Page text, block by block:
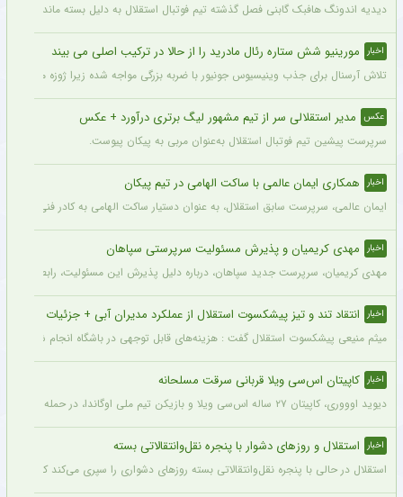
دیدیه اندونگ هافبک گابنی فصل گذشته تیم فوتبال استقلال به دلیل بسته ماندن پنجره
اخبار مورینیو شش ستاره رئال مادرید را از حالا در ترکیب اصلی می بیند
تلاش آرسنال برای جذب وینیسیوس جونیور با ضربه بزرگی مواجه شده زیرا ژوزه مورینیو او را یک
عکس مدیر استقلالی سر از تیم مشهور لیگ برتری درآورد + عکس
سرپرست پیشین تیم فوتبال استقلال به‌عنوان مربی به پیکان پیوست.
اخبار همکاری ایمان عالمی با ساکت الهامی در تیم پیکان
ایمان عالمی، سرپرست سابق استقلال، به عنوان دستیار ساکت الهامی به کادر فنی پیکان
اخبار مهدی کریمیان و پذیرش مسئولیت سرپرستی سپاهان
مهدی کریمیان، سرپرست جدید سپاهان، درباره دلیل پذیرش این مسئولیت، رابطه
اخبار انتقاد تند و تیز پیشکسوت استقلال از عملکرد مدیران آبی + جزئیات
میثم منیعی پیشکسوت استقلال گفت : هزینه‌های قابل توجهی در باشگاه انجام شده، اما
اخبار کاپیتان اس‌سی ویلا قربانی سرقت مسلحانه
دیوید اوووری، کاپیتان ۲۷ ساله اس‌سی ویلا و بازیکن تیم ملی اوگاندا، در حمله سارقان در نزدیکی خانه‌اش در کامپالا جان خود را از دست داد.
اخبار استقلال و روزهای دشوار با پنجره نقل‌وانتقالاتی بسته
استقلال در حالی با پنجره نقل‌وانتقالاتی بسته روزهای دشواری را سپری می‌کند که در